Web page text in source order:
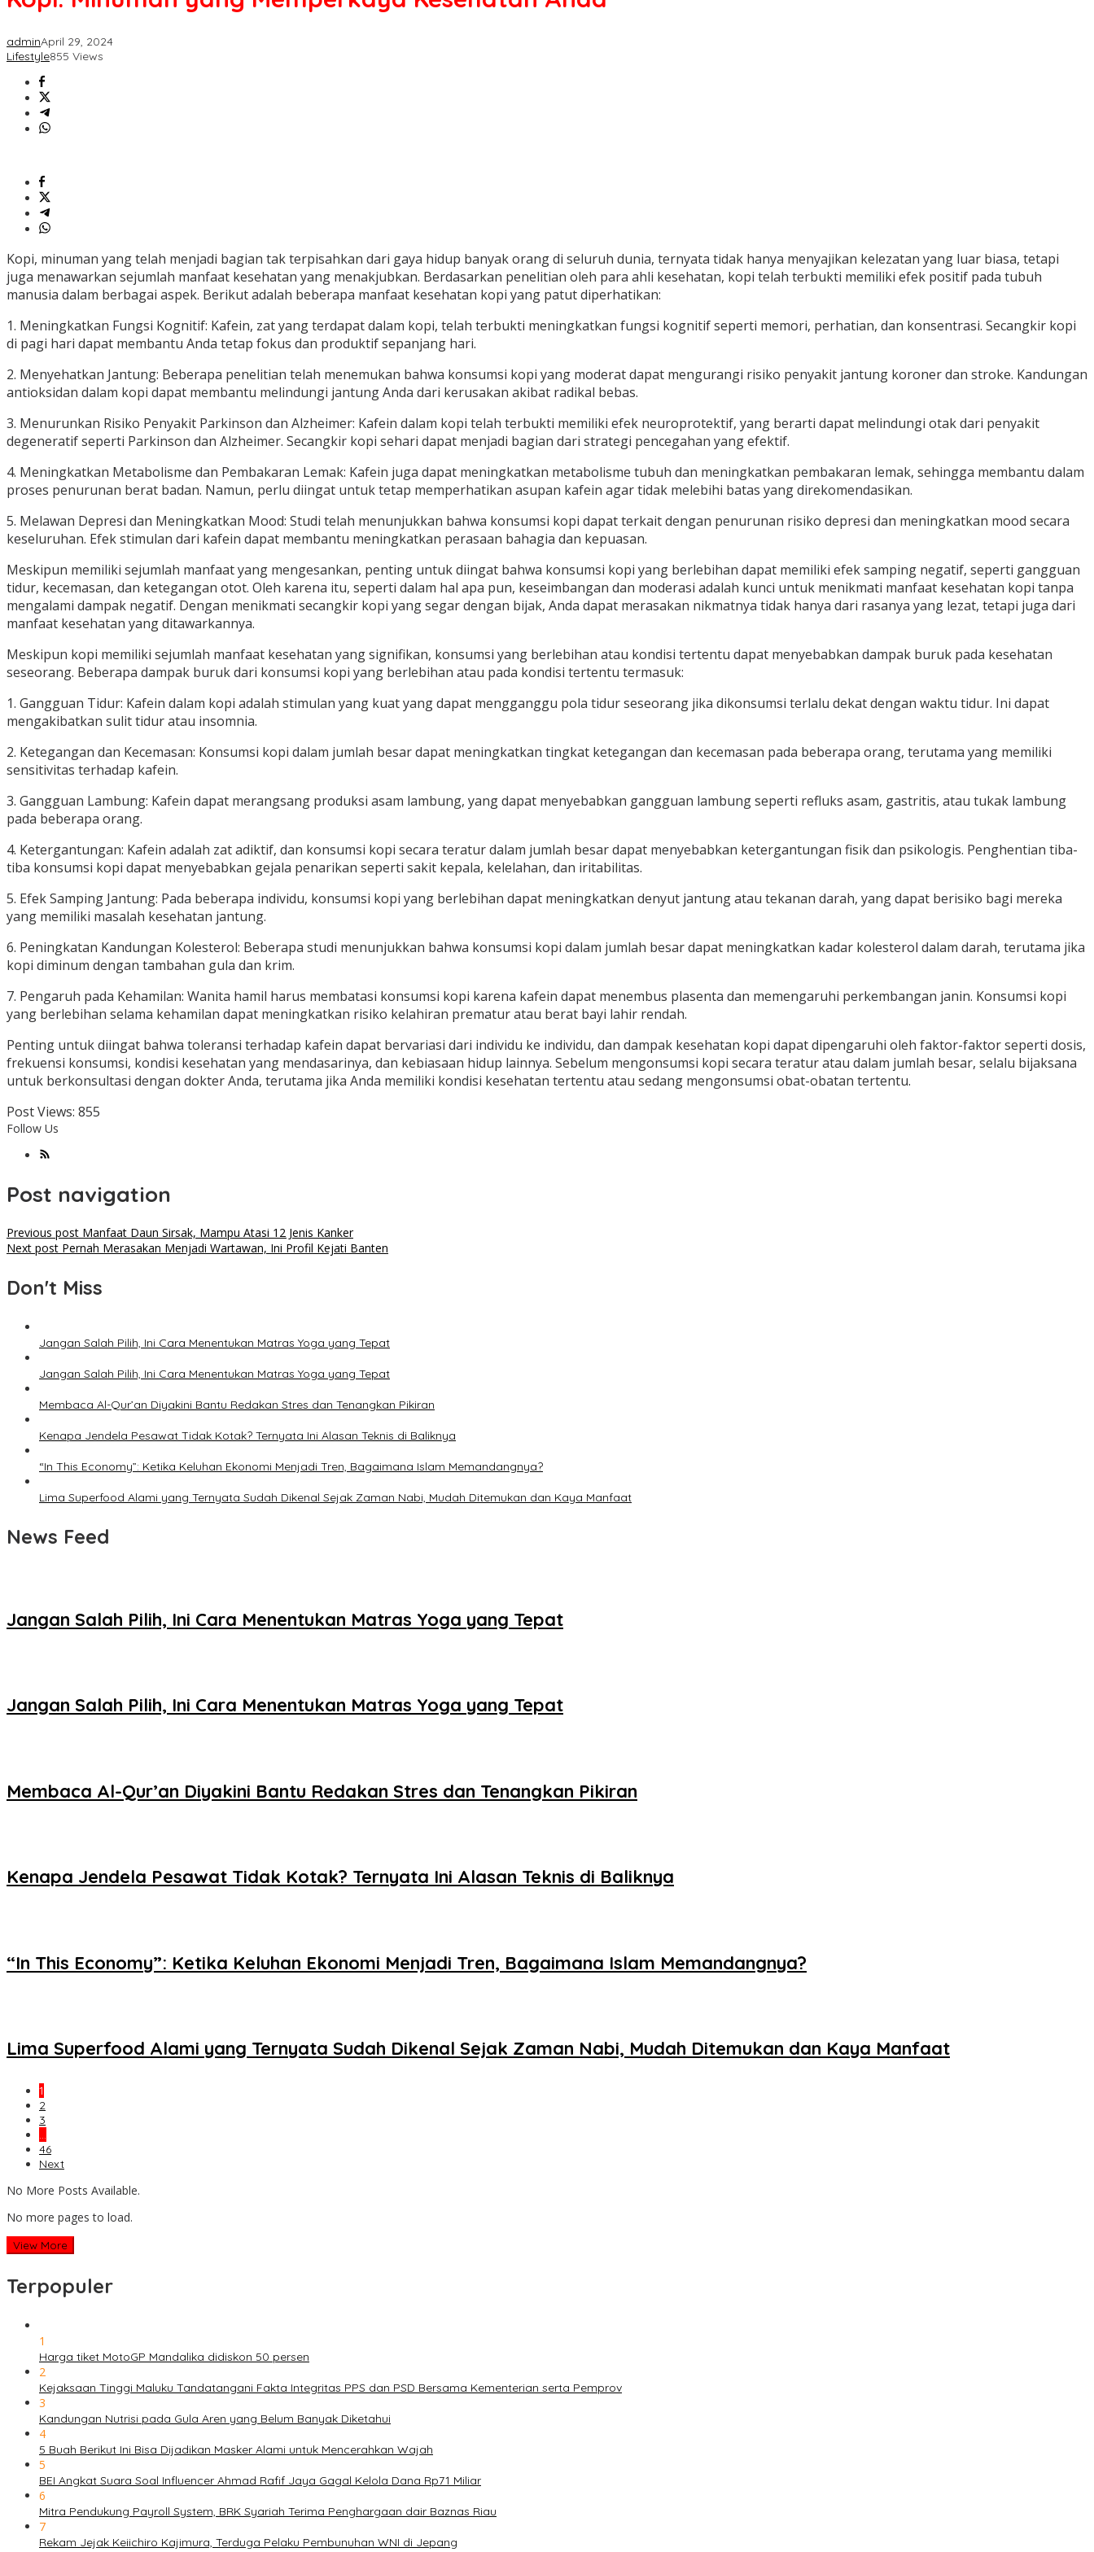
adminApril 29, 2024
Lifestyle855 Views
Kopi, minuman yang telah menjadi bagian tak terpisahkan dari gaya hidup banyak orang di seluruh dunia, ternyata tidak hanya menyajikan kelezatan yang luar biasa, tetapi
juga menawarkan sejumlah manfaat kesehatan yang menakjubkan. Berdasarkan penelitian oleh para ahli kesehatan, kopi telah terbukti memiliki efek positif pada tubuh
manusia dalam berbagai aspek. Berikut adalah beberapa manfaat kesehatan kopi yang patut diperhatikan:
1. Meningkatkan Fungsi Kognitif: Kafein, zat yang terdapat dalam kopi, telah terbukti meningkatkan fungsi kognitif seperti memori, perhatian, dan konsentrasi. Secangkir kopi
di pagi hari dapat membantu Anda tetap fokus dan produktif sepanjang hari.
2. Menyehatkan Jantung: Beberapa penelitian telah menemukan bahwa konsumsi kopi yang moderat dapat mengurangi risiko penyakit jantung koroner dan stroke. Kandungan
antioksidan dalam kopi dapat membantu melindungi jantung Anda dari kerusakan akibat radikal bebas.
3. Menurunkan Risiko Penyakit Parkinson dan Alzheimer: Kafein dalam kopi telah terbukti memiliki efek neuroprotektif, yang berarti dapat melindungi otak dari penyakit
degeneratif seperti Parkinson dan Alzheimer. Secangkir kopi sehari dapat menjadi bagian dari strategi pencegahan yang efektif.
4. Meningkatkan Metabolisme dan Pembakaran Lemak: Kafein juga dapat meningkatkan metabolisme tubuh dan meningkatkan pembakaran lemak, sehingga membantu dalam
proses penurunan berat badan. Namun, perlu diingat untuk tetap memperhatikan asupan kafein agar tidak melebihi batas yang direkomendasikan.
5. Melawan Depresi dan Meningkatkan Mood: Studi telah menunjukkan bahwa konsumsi kopi dapat terkait dengan penurunan risiko depresi dan meningkatkan mood secara
keseluruhan. Efek stimulan dari kafein dapat membantu meningkatkan perasaan bahagia dan kepuasan.
Meskipun memiliki sejumlah manfaat yang mengesankan, penting untuk diingat bahwa konsumsi kopi yang berlebihan dapat memiliki efek samping negatif, seperti gangguan
tidur, kecemasan, dan ketegangan otot. Oleh karena itu, seperti dalam hal apa pun, keseimbangan dan moderasi adalah kunci untuk menikmati manfaat kesehatan kopi tanpa
mengalami dampak negatif. Dengan menikmati secangkir kopi yang segar dengan bijak, Anda dapat merasakan nikmatnya tidak hanya dari rasanya yang lezat, tetapi juga dari
manfaat kesehatan yang ditawarkannya.
Meskipun kopi memiliki sejumlah manfaat kesehatan yang signifikan, konsumsi yang berlebihan atau kondisi tertentu dapat menyebabkan dampak buruk pada kesehatan
seseorang. Beberapa dampak buruk dari konsumsi kopi yang berlebihan atau pada kondisi tertentu termasuk:
1. Gangguan Tidur: Kafein dalam kopi adalah stimulan yang kuat yang dapat mengganggu pola tidur seseorang jika dikonsumsi terlalu dekat dengan waktu tidur. Ini dapat
mengakibatkan sulit tidur atau insomnia.
2. Ketegangan dan Kecemasan: Konsumsi kopi dalam jumlah besar dapat meningkatkan tingkat ketegangan dan kecemasan pada beberapa orang, terutama yang memiliki
sensitivitas terhadap kafein.
3. Gangguan Lambung: Kafein dapat merangsang produksi asam lambung, yang dapat menyebabkan gangguan lambung seperti refluks asam, gastritis, atau tukak lambung
pada beberapa orang.
4. Ketergantungan: Kafein adalah zat adiktif, dan konsumsi kopi secara teratur dalam jumlah besar dapat menyebabkan ketergantungan fisik dan psikologis. Penghentian tiba-
tiba konsumsi kopi dapat menyebabkan gejala penarikan seperti sakit kepala, kelelahan, dan iritabilitas.
5. Efek Samping Jantung: Pada beberapa individu, konsumsi kopi yang berlebihan dapat meningkatkan denyut jantung atau tekanan darah, yang dapat berisiko bagi mereka
yang memiliki masalah kesehatan jantung.
6. Peningkatan Kandungan Kolesterol: Beberapa studi menunjukkan bahwa konsumsi kopi dalam jumlah besar dapat meningkatkan kadar kolesterol dalam darah, terutama jika
kopi diminum dengan tambahan gula dan krim.
7. Pengaruh pada Kehamilan: Wanita hamil harus membatasi konsumsi kopi karena kafein dapat menembus plasenta dan memengaruhi perkembangan janin. Konsumsi kopi
yang berlebihan selama kehamilan dapat meningkatkan risiko kelahiran prematur atau berat bayi lahir rendah.
Penting untuk diingat bahwa toleransi terhadap kafein dapat bervariasi dari individu ke individu, dan dampak kesehatan kopi dapat dipengaruhi oleh faktor-faktor seperti dosis,
frekuensi konsumsi, kondisi kesehatan yang mendasarinya, dan kebiasaan hidup lainnya. Sebelum mengonsumsi kopi secara teratur atau dalam jumlah besar, selalu bijaksana
untuk berkonsultasi dengan dokter Anda, terutama jika Anda memiliki kondisi kesehatan tertentu atau sedang mengonsumsi obat-obatan tertentu.
Post Views: 855
Follow Us
Post navigation
Previous post Manfaat Daun Sirsak, Mampu Atasi 12 Jenis Kanker
Next post Pernah Merasakan Menjadi Wartawan, Ini Profil Kejati Banten
Don't Miss
Jangan Salah Pilih, Ini Cara Menentukan Matras Yoga yang Tepat
Jangan Salah Pilih, Ini Cara Menentukan Matras Yoga yang Tepat
Membaca Al-Qur’an Diyakini Bantu Redakan Stres dan Tenangkan Pikiran
Kenapa Jendela Pesawat Tidak Kotak? Ternyata Ini Alasan Teknis di Baliknya
“In This Economy”: Ketika Keluhan Ekonomi Menjadi Tren, Bagaimana Islam Memandangnya?
Lima Superfood Alami yang Ternyata Sudah Dikenal Sejak Zaman Nabi, Mudah Ditemukan dan Kaya Manfaat
News Feed
Jangan Salah Pilih, Ini Cara Menentukan Matras Yoga yang Tepat
Jangan Salah Pilih, Ini Cara Menentukan Matras Yoga yang Tepat
Membaca Al-Qur’an Diyakini Bantu Redakan Stres dan Tenangkan Pikiran
Kenapa Jendela Pesawat Tidak Kotak? Ternyata Ini Alasan Teknis di Baliknya
“In This Economy”: Ketika Keluhan Ekonomi Menjadi Tren, Bagaimana Islam Memandangnya?
Lima Superfood Alami yang Ternyata Sudah Dikenal Sejak Zaman Nabi, Mudah Ditemukan dan Kaya Manfaat
1
2
3
…
46
Next
No More Posts Available.
No more pages to load.
View More
Terpopuler
1
Harga tiket MotoGP Mandalika didiskon 50 persen
2
Kejaksaan Tinggi Maluku Tandatangani Fakta Integritas PPS dan PSD Bersama Kementerian serta Pemprov
3
Kandungan Nutrisi pada Gula Aren yang Belum Banyak Diketahui
4
5 Buah Berikut Ini Bisa Dijadikan Masker Alami untuk Mencerahkan Wajah
5
BEI Angkat Suara Soal Influencer Ahmad Rafif Jaya Gagal Kelola Dana Rp71 Miliar
6
Mitra Pendukung Payroll System, BRK Syariah Terima Penghargaan dair Baznas Riau
7
Rekam Jejak Keiichiro Kajimura, Terduga Pelaku Pembunuhan WNI di Jepang